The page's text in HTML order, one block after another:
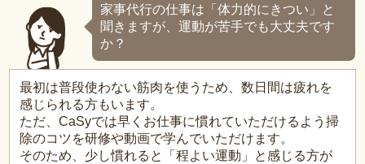
家事代行の仕事は「体力的にきつい」と
聞きますが、運動が苦手でも大丈夫です
か？
最初は普段使わない筋肉を使うため、数日間は疲れを
感じられる方もいます。
ただ、CaSyでは早くお仕事に慣れていただけるよう掃
除のコツを研修や動画で学んでいただけます。
そのため、少し慣れると「程よい運動」と感じる方が